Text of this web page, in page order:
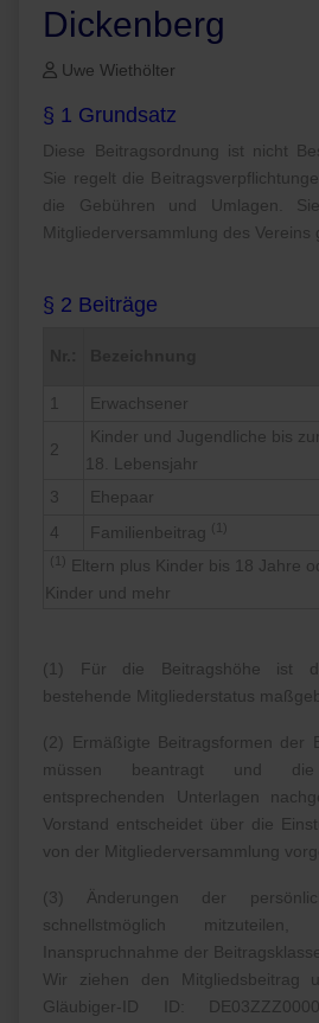
Dickenberg
Uwe Wiethölter
§ 1 Grundsatz
Diese Beitragsordnung ist nicht
Sie regelt die
die Gebühren und Umlagen.
Mitgliederversammlung des Vereins
§ 2 Beiträge
1
Erwachsener
2
Kinder und Jugendliche bis
18. Lebensjahr
3 Ehepaar
4
Familienbeitrag (1)
(1) Eltern plus Kinder bis 18 Jahre
Kinder und mehr
(1) Für die Beitragshöhe ist
bestehende Mitgliederstatus
(2) Ermäßigte Beitragsformen der
müssen beantragt und
entsprechenden Unterlagen
Vorstand entscheidet über die
von der Mitgliederversammlung
(3) Änderungen der
schnellstmöglich
Inanspruchnahme der
Wir ziehen den Mitgliedsbeitrag
Gläubiger-ID ID: